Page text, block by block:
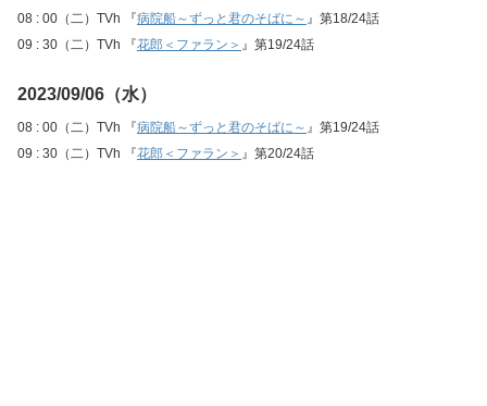
08 : 00（二）TVh 『病院船～ずっと君のそばに～ 』第18/24話
09 : 30（二）TVh 『花郎＜ファラン＞ 』第19/24話
2023/09/06（水）
08 : 00（二）TVh 『病院船～ずっと君のそばに～ 』第19/24話
09 : 30（二）TVh 『花郎＜ファラン＞ 』第20/24話